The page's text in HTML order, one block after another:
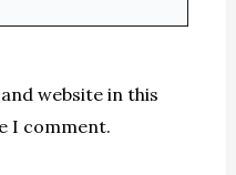
website in this
I comment.